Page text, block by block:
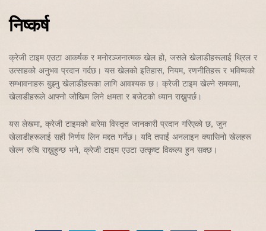
निष्कर्ष
क्रेजी टाइम एउटा आकर्षक र मनोरञ्जनात्मक खेल हो, जसले खेलाडीहरूलाई थ्रिल र
उत्साहको अनुभव प्रदान गर्दछ। यस खेलको इतिहास, नियम, रणनीतिहरू र भविष्यको
सम्भावनाहरू बुझ्नु खेलाडीहरूका लागि आवश्यक छ। क्रेजी टाइम खेल्ने समयमा,
खेलाडीहरूले आफ्नो जोखिम लिने क्षमता र बजेटको ध्यान राख्नुपर्छ।
यस लेखमा, क्रेजी टाइमको बारेमा विस्तृत जानकारी प्रदान गरिएको छ, जुन
खेलाडीहरूलाई सही निर्णय लिन मद्दत गर्नेछ। यदि तपाईं अनलाइन क्यासिनो खेलहरू
खेल्न रुचि राख्नुहुन्छ भने, क्रेजी टाइम एउटा उत्कृष्ट विकल्प हुन सक्छ।